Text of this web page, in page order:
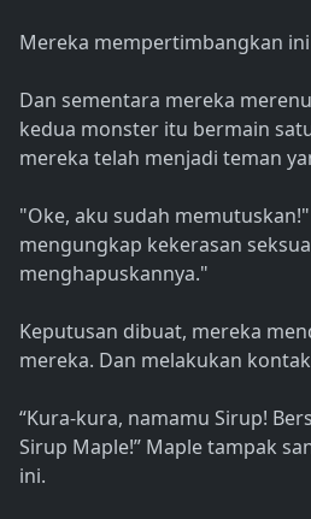
Mereka mempertimbangkan
Dan sementara mereka
kedua monster itu bermain
mereka telah menjadi teman
"Oke, aku sudah
mengungkap kekerasan
menghapuskannya."
Keputusan dibuat, mereka
mereka. Dan melakukan
“Kura-kura, namamu Sirup!
Sirup Maple!” Maple tampak
ini.